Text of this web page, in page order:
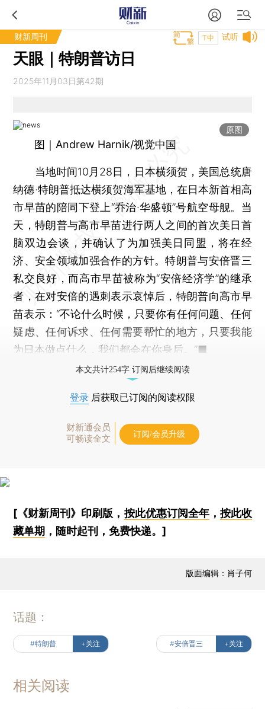
财新周刊 试听
T中
天眼｜特朗普访日
2025年11月03日第42期
原图
图｜Andrew Harnik/视觉中国
当地时间10月28日，日本横须贺，美国总统唐
纳德·特朗普抵达横须贺海军基地，在日本新首相高
市早苗的陪同下登上“乔治·华盛顿”号航空母舰。当
天，特朗普与高市早苗进行两人之间的首次美日首
脑双边会谈，并确认了为加强美日同盟，将在经
济、安全领域加强合作的方针。特朗普与安倍晋三
私交良好，而高市早苗被称为“安倍经济学”的继承
者，在对安倍的遇刺表示哀悼后，特朗普向高市早
苗表示：“不论什么时候，只要你有任何问题、任何
疑虑、任何诉求、任何需要帮忙的地方，只要我能
为日本做点什么，我们都会在你身后。”■
本文共计254字 订阅后继续阅读
登录 后获取已订阅的阅读权限
财新通会员
可畅读全文
订阅/会员升级
[《财新周刊》印刷版， 按此优惠订阅全年， 按此收
藏单期 ，随时起刊，免费快递。]
版面编辑：肖子何
话题：
#特朗普 +关注 #安倍晋三 +关注
相关阅读